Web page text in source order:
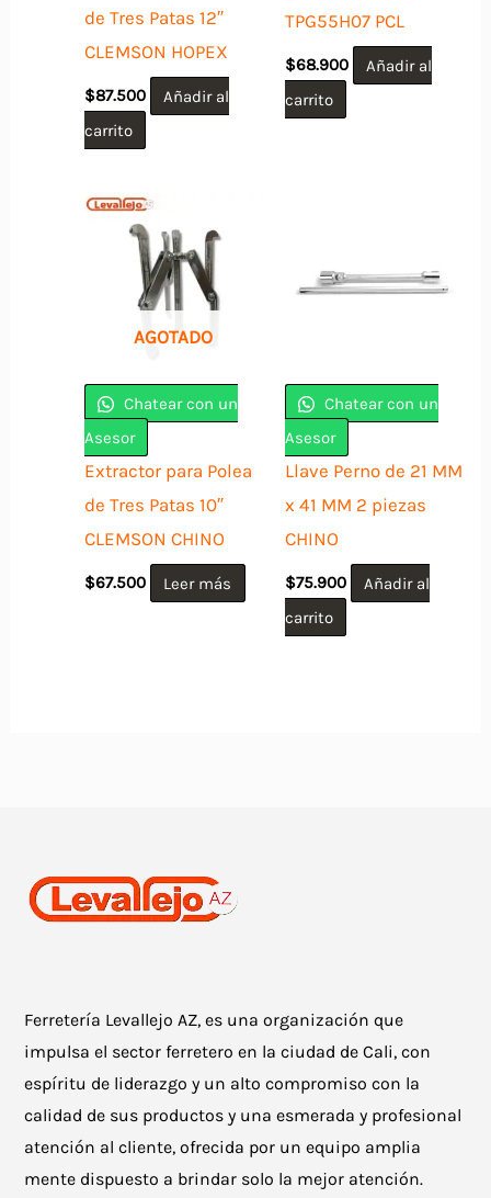
de Tres Patas 12″
CLEMSON HOPEX
$87.500
Añadir al
carrito
TPG55H07 PCL
$68.900
Añadir al
carrito
AGOTADO
Chatear con un
Asesor
Extractor para Polea
de Tres Patas 10″
CLEMSON CHINO
$67.500 Leer más
Chatear con un
Asesor
Llave Perno de 21 MM
x 41 MM 2 piezas
CHINO
$75.900
Añadir al
carrito
Ferretería Levallejo AZ, es una organización que
impulsa el sector ferretero en la ciudad de Cali, con
espíritu de liderazgo y un alto compromiso con la
calidad de sus productos y una esmerada y profesional
atención al cliente, ofrecida por un equipo amplia
mente dispuesto a brindar solo la mejor atención.